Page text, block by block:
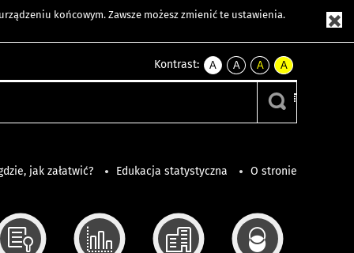
końcowym. Zawsze możesz zmienić te ustawienia.
Kontrast:
A
kontrast
A
kontrast
czarnym
A
kontrast
żółty
tekst
czarnym
A
kontrast
czarny
tekst
żółtym
jak załatwić? Edukacja statystyczna O stronie